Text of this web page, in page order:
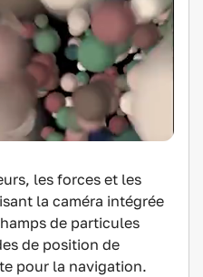
les forces et les
la caméra intégrée
de particules
de position de
pour la navigation.